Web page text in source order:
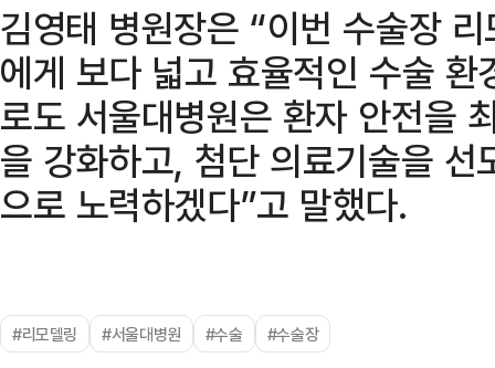
김영태 병원장은 “이번 수술장
에게 보다 넓고 효율적인 수술
로도 서울대병원은 환자 안전을
을 강화하고, 첨단 의료기술을
으로 노력하겠다”고 말했다.
#리모델링 #서울대병원 #수술 #수술장